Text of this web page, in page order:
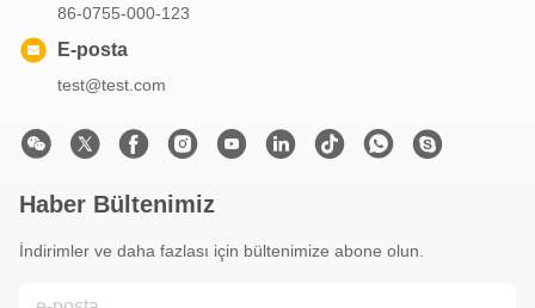
86-0755-000-123
E-posta
test@test.com
Haber Bültenimiz
İndirimler ve daha fazlası için bültenimize abone olun.